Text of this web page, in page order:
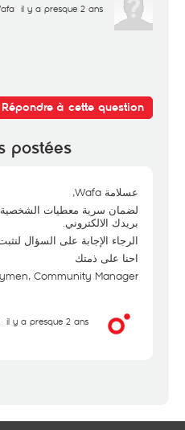
il y a presque 2 ans
Répondre à cette question
postées
عسلامة Wafa,
بريدك الالكتروني.
الرجاء الإجابة على السؤال
احنا على ذمتك
Community Manager
il y a presque 2 ans